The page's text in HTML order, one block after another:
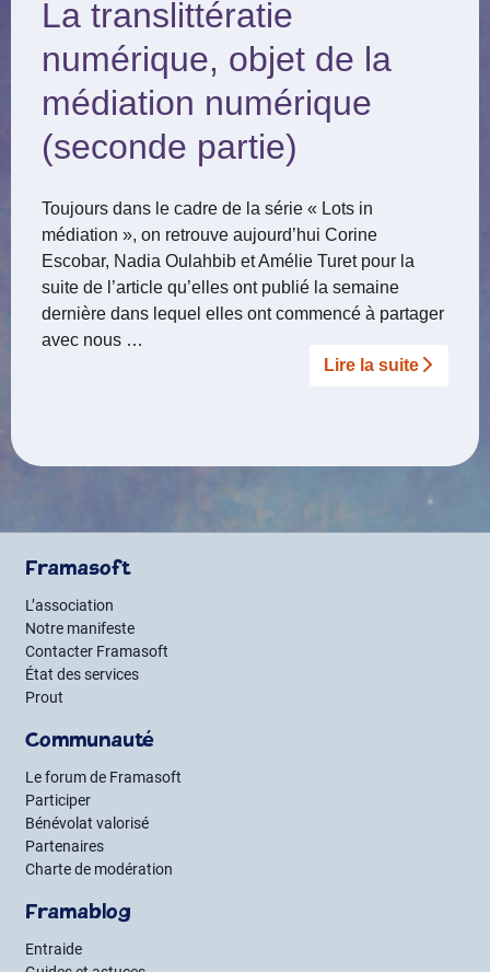
La translittératie
numérique, objet de la
médiation numérique
(seconde partie)
Toujours dans le cadre de la série « Lots in
médiation », on retrouve aujourd’hui Corine
Escobar, Nadia Oulahbib et Amélie Turet pour la
suite de l’article qu’elles ont publié la semaine
dernière dans lequel elles ont commencé à partager
avec nous …
Lire la suite­­
Framasoft
L’association
Notre manifeste
Contacter Framasoft
État des services
Prout
Communauté
Le forum de Framasoft
Participer
Bénévolat valorisé
Partenaires
Charte de modération
Framablog
Entraide